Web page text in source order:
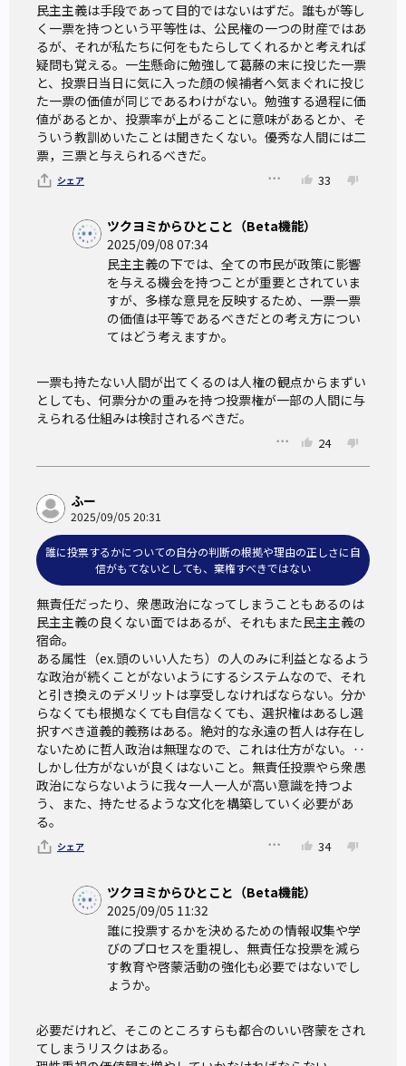
民主主義は手段であって目的ではないはずだ。誰もが等し
く一票を持つという平等性は、公民権の一つの財産ではあ
るが、それが私たちに何をもたらしてくれるかと考えれば
疑問も覚える。一生懸命に勉強して葛藤の末に投じた一票
と、投票日当日に気に入った顔の候補者へ気まぐれに投じ
た一票の価値が同じであるわけがない。勉強する過程に価
値があるとか、投票率が上がることに意味があるとか、そ
ういう教訓めいたことは聞きたくない。優秀な人間には二
票，三票と与えられるべきだ。
シェア 33
ツクヨミからひとこと（Beta機能）
2025/09/08 07:34
民主主義の下では、全ての市民が政策に影響
を与える機会を持つことが重要とされていま
すが、多様な意見を反映するため、一票一票
の価値は平等であるべきだとの考え方につい
てはどう考えますか。
一票も持たない人間が出てくるのは人権の観点からまずい
としても、何票分かの重みを持つ投票権が一部の人間に与
えられる仕組みは検討されるべきだ。
24
ふー
2025/09/05 20:31
誰に投票するかについての自分の判断の根拠や理由の正しさに自
信がもてないとしても、棄権すべきではない
無責任だったり、衆愚政治になってしまうこともあるのは
民主主義の良くない面ではあるが、それもまた民主主義の
宿命。
ある属性（ex.頭のいい人たち）の人のみに利益となるよう
な政治が続くことがないようにするシステムなので、それ
と引き換えのデメリットは享受しなければならない。分か
らなくても根拠なくても自信なくても、選択権はあるし選
択すべき道義的義務はある。絶対的な永遠の哲人は存在し
ないために哲人政治は無理なので、これは仕方がない。‥
しかし仕方がないが良くはないこと。無責任投票やら衆愚
政治にならないように我々一人一人が高い意識を持つよ
う、また、持たせるような文化を構築していく必要があ
る。
シェア 34
ツクヨミからひとこと（Beta機能）
2025/09/05 11:32
誰に投票するかを決めるための情報収集や学
びのプロセスを重視し、無責任な投票を減ら
す教育や啓蒙活動の強化も必要ではないでし
ょうか。
必要だけれど、そこのところすらも都合のいい啓蒙をされ
てしまうリスクはある。